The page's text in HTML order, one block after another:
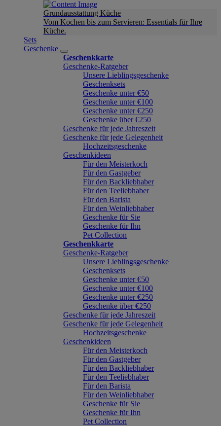
Grundausstattung Küche
Vom Kochen bis zum Servieren: Essentials für Ihre
Küche.
Sets
Geschenke
Geschenkkarte
Geschenke-Ratgeber
Unsere Lieblingsgeschenke
Geschenksets
Geschenke unter €50
Geschenke unter €100
Geschenke unter €250
Geschenke über €250
Geschenke für jede Jahreszeit
Geschenke für jede Gelegenheit
Hochzeitsgeschenke
Geschenkideen
Für den Meisterkoch
Für den Gastgeber
Für den Backliebhaber
Für den Teeliebhaber
Für den Barista
Für den Weinliebhaber
Geschenke für Sie
Geschenke für Ihn
Pet Collection
Geschenkkarte
Geschenke-Ratgeber
Unsere Lieblingsgeschenke
Geschenksets
Geschenke unter €50
Geschenke unter €100
Geschenke unter €250
Geschenke über €250
Geschenke für jede Jahreszeit
Geschenke für jede Gelegenheit
Hochzeitsgeschenke
Geschenkideen
Für den Meisterkoch
Für den Gastgeber
Für den Backliebhaber
Für den Teeliebhaber
Für den Barista
Für den Weinliebhaber
Geschenke für Sie
Geschenke für Ihn
Pet Collection